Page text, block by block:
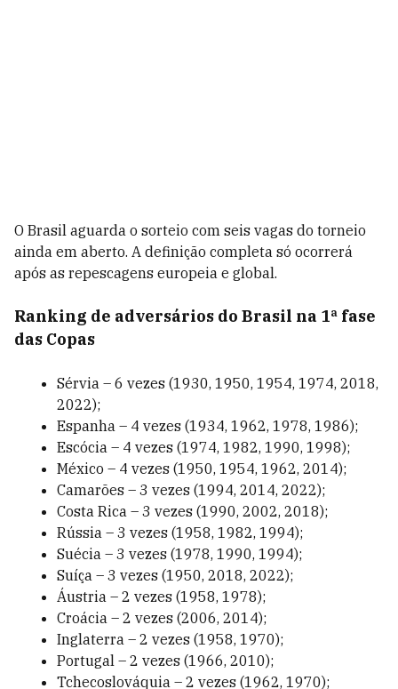
O Brasil aguarda o sorteio com seis vagas do torneio
ainda em aberto. A definição completa só ocorrerá
após as repescagens europeia e global.
Ranking de adversários do Brasil na 1ª fase
das Copas
Sérvia – 6 vezes (1930, 1950, 1954, 1974, 2018,
2022);
Espanha – 4 vezes (1934, 1962, 1978, 1986);
Escócia – 4 vezes (1974, 1982, 1990, 1998);
México – 4 vezes (1950, 1954, 1962, 2014);
Camarões – 3 vezes (1994, 2014, 2022);
Costa Rica – 3 vezes (1990, 2002, 2018);
Rússia – 3 vezes (1958, 1982, 1994);
Suécia – 3 vezes (1978, 1990, 1994);
Suíça – 3 vezes (1950, 2018, 2022);
Áustria – 2 vezes (1958, 1978);
Croácia – 2 vezes (2006, 2014);
Inglaterra – 2 vezes (1958, 1970);
Portugal – 2 vezes (1966, 2010);
Tchecoslováquia – 2 vezes (1962, 1970);